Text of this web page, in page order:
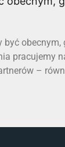
być
pracujemy
–